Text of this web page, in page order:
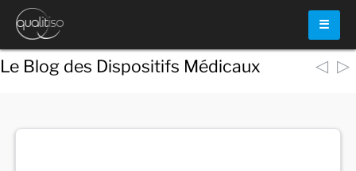
☰
Le Blog des Dispositifs Médicaux ◁ ▷